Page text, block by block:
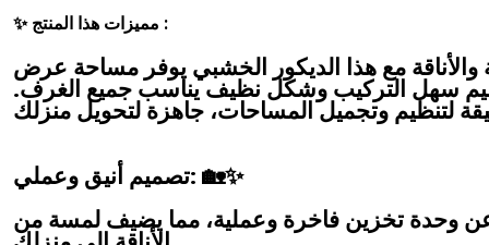
✨ مميزات هذا المنتج :
والأناقة مع هذا الديكور الخشبي يوفر مساحة عرض
سهل التركيب وشكل نظيف يناسب جميع الغرف.
تصميم أنيق وعملي: 🏡✨
عن وحدة تخزين فاخرة وعملية، مما يضيف لمسة من